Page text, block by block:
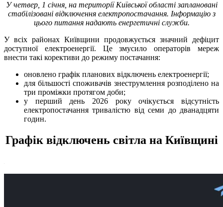
У четвер, 1 січня, на території Київської області заплановані
стабілізовані відключення електропостачання. Інформацію з
цього питання надають енергетичні служби.
У всіх районах Київщини продовжується значний дефіцит
доступної електроенергії. Це змусило операторів мереж
внести такі корективи до режиму постачання:
оновлено графік планових відключень електроенергії;
для більшості споживачів знеструмлення розподілено на
три проміжки протягом доби;
у перший день 2026 року очікується відсутність
електропостачання тривалістю від семи до дванадцяти
годин.
Графік відключень світла на Київщині